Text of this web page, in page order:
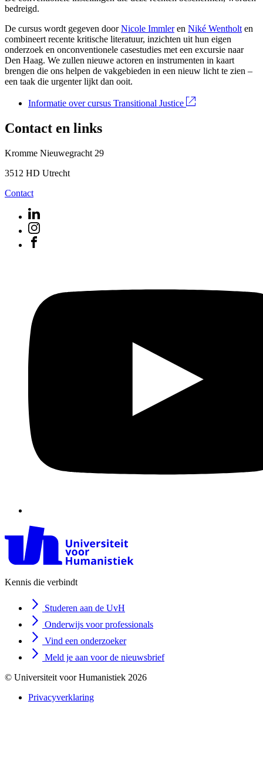
bedreigd.
De cursus wordt gegeven doorNicole Immleren Niké Wentholt en
combineert recente kritische literatuur, inzichten uit hun eigen
onderzoek en onconventionele casestudies met een excursie naar
Den Haag. We zullen nieuwe actoren en instrumenten in kaart
brengen die ons helpen de vakgebieden in een nieuw licht te zien –
een taak die urgenter lijkt dan ooit.
Informatie over cursus Transitional Justice
Contact en links
Kromme Nieuwegracht 29
3512 HD Utrecht
Contact
Kennis die verbindt
Studeren aan de UvH
Onderwijs voor professionals
Vind een onderzoeker
Meld je aan voor de nieuwsbrief
© Universiteit voor Humanistiek 2026
Privacyverklaring